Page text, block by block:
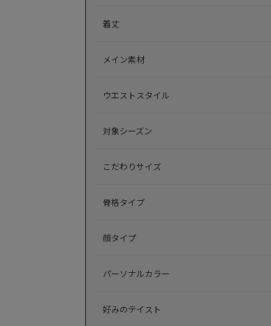
着丈
メイン素材
ウエストスタイル
対象シーズン
こだわりサイズ
骨格タイプ
顔タイプ
パーソナルカラー
好みのテイスト